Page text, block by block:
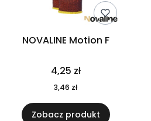
NOVALINE Motion F
Cena
4,25 zł
Cena
3,46 zł
Zobacz produkt